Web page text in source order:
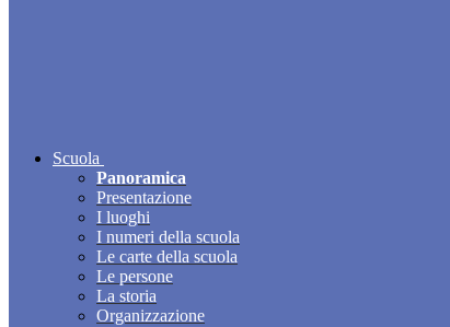
Scuola
Panoramica
Presentazione
I luoghi
I numeri della scuola
Le carte della scuola
Le persone
La storia
Organizzazione